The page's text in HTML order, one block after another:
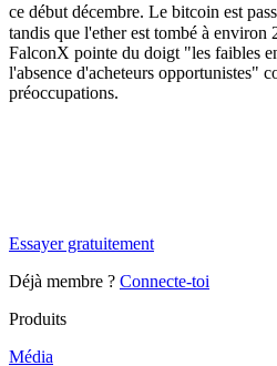
ce début décembre. Le bitcoin est
tandis que l'ether est tombé à
FalconX pointe du doigt "les faibles
l'absence d'acheteurs opportunistes"
préoccupations.
Essayer gratuitement
Déjà membre ? Connecte-toi
Produits
Média